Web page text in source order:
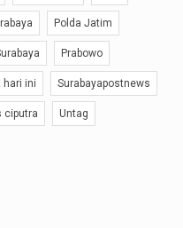
Polda Jatim
Prabowo
hari ini Surabayapostnews
ciputra Untag